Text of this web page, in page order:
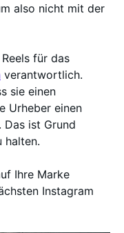
also nicht mit der
für das
verantwortlich.
sie einen
Urheber einen
Das ist Grund
halten.
Ihre Marke
Instagram